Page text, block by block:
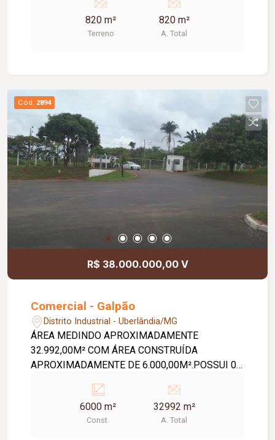
NO FUNDO MEDINDO APROXIMADAMENTE 120
M² COM SALA, 03 QUARTOS, BANHEIRO SOCIAL,
COZINHA E LAVANDERIA. COM LAJE, PISO
CIMENTADO, MEZANINO E ESCRITÓRIO COM 02
BANHEIROS, COMODO DESPEJO.
820 m²
Terreno
820 m²
A. Total
Cód. 2894
R$ 38.000.000,00 V
Comercial - Galpão
Distrito Industrial - Uberlândia/MG
ÁREA MEDINDO APROXIMADAMENTE
32.992,00M² COM ÁREA CONSTRUÍDA
APROXIMADAMENTE DE 6.000,00M².POSSUI 08
6000 m²
Const.
32992 m²
A. Total